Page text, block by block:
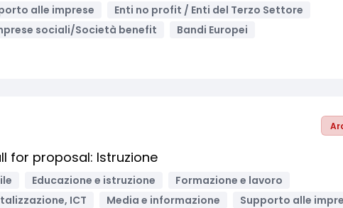
alle imprese
Enti no profit / Enti del Terzo Settore
sociali/Società benefit
Bandi Europei
for proposal: Istruzione
Educazione e istruzione
Formazione e lavoro
ICT
Media e informazione
Supporto alle